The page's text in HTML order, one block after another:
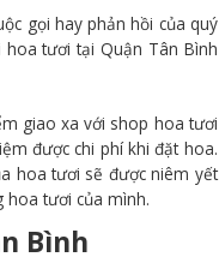
gọi hay phản hồi của quý
tươi tại Quận Tân Bình
giao xa với shop hoa tươi
được chi phí khi đặt hoa.
hoa tươi sẽ được niêm yết
hoa tươi của mình.
Bình